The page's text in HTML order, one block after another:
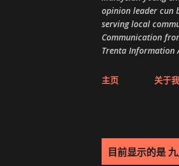
opinion leader cun
serving local
Communication
Trenta Information
主页 关于我
目前显示的是